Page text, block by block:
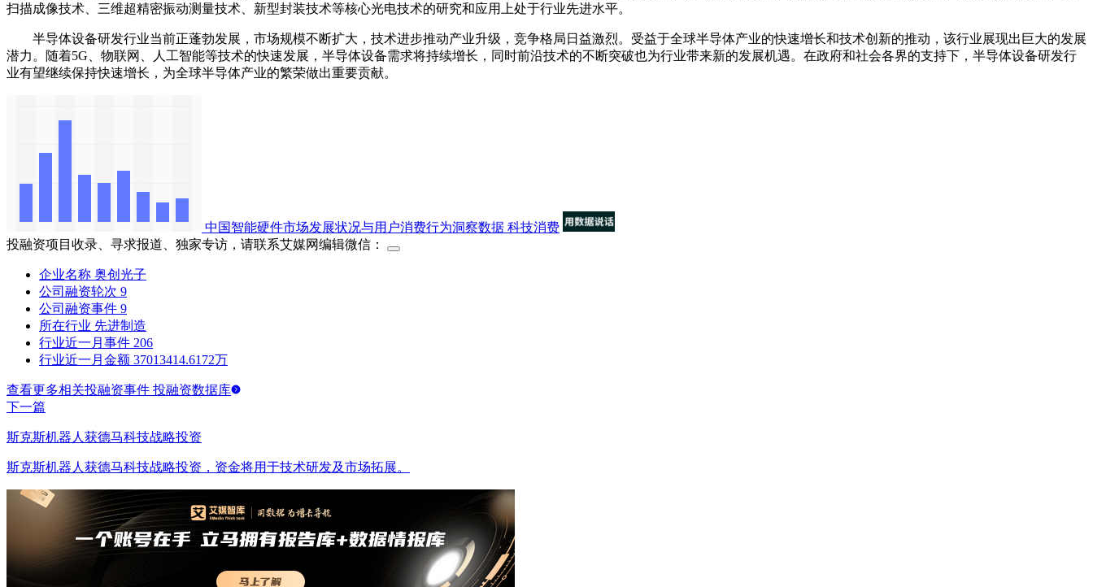
扫描成像技术、三维超精密振动测量技术、新型封装技术等核心光电技术的研究和应用上处于行业先进水平。
半导体设备研发行业当前正蓬勃发展，市场规模不断扩大，技术进步推动产业升级，竞争格局日益激烈。受益于全球半导体产业的快速增长和技术创新的推动，该行业展现出巨大的发展
潜力。随着5G、物联网、人工智能等技术的快速发展，半导体设备需求将持续增长，同时前沿技术的不断突破也为行业带来新的发展机遇。在政府和社会各界的支持下，半导体设备研发行
业有望继续保持快速增长，为全球半导体产业的繁荣做出重要贡献。
中国智能硬件市场发展状况与用户消费行为洞察数据 科技消费
投融资项目收录、寻求报道、独家专访，请联系艾媒网编辑微信：
企业名称 奥创光子
公司融资轮次 9
公司融资事件 9
所在行业 先进制造
行业近一月事件 206
行业近一月金额 37013414.6172万
查看更多相关投融资事件 投融资数据库
下一篇
斯克斯机器人获德马科技战略投资
斯克斯机器人获德马科技战略投资，资金将用于技术研发及市场拓展。